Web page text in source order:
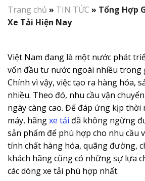
Trang chủ » TIN TỨC » Tổng Hợp
Xe Tải Hiện Nay
Việt Nam đang là một nước phát
vốn đầu tư nước ngoài nhiều trong
Chính vì vậy, việc tạo ra hàng hóa,
nhiều. Theo đó, nhu cầu vận
ngày càng cao. Để đáp ứng kịp thời
máy, hãngxe tải đã không ngừng
sản phẩm để phù hợp cho nhu cầu
tính chất hàng hóa, quãng đường,
khách hãng cũng có những sự lựa
các dòng xe tải phù hợp nhất.